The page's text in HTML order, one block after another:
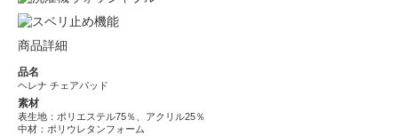
商品詳細
品名
ヘレナ チェアパッド
素材
表生地：ポリエステル75％、アクリル25％
中材：ポリウレタンフォーム